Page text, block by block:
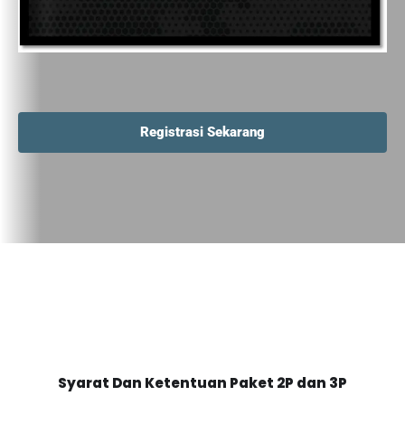
Registrasi Sekarang
Syarat Dan Ketentuan Paket 2P dan 3P